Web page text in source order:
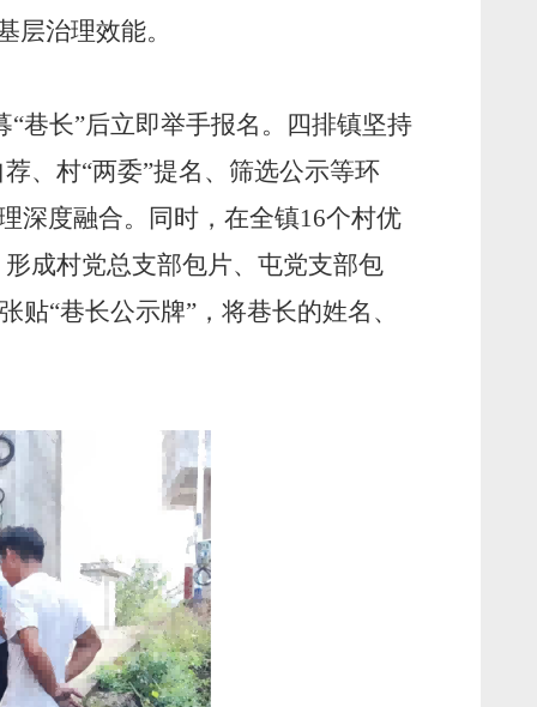
层治理效能。
巷长”后立即举手报名。四排镇坚持
、村“两委”提名、筛选公示等环
深度融合。同时，在全镇16个村优
成村党总支部包片、屯党支部包
“巷长公示牌”，将巷长的姓名、